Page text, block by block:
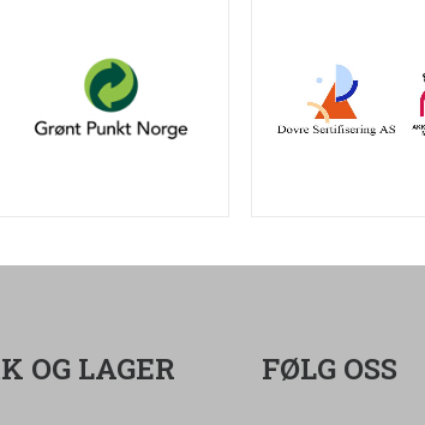
OG LAGER FØLG OSS